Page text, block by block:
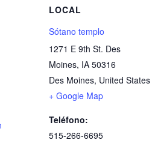
LOCAL
Sótano templo
1271 E 9th St. Des
Moines, IA 50316
Des Moines, United States
+ Google Map
Teléfono:
515-266-6695